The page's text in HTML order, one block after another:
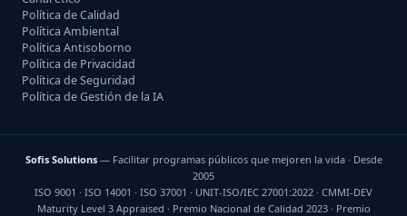
Política de Calidad
Política Ambiental
Política Antisoborno
Política de Privacidad
Política de Seguridad
Política de Gestión de la IA
Sofis Solutions— Facilitar programas públicos que mejoren la vida · Desde
2005
ISO 9001 · ISO 14001 · ISO 37001 · UNIT-ISO/IEC 27001:2022 · CMMI-DEV
Maturity Level 3 Appraised · Premio Nacional de Calidad 2023 · Premio